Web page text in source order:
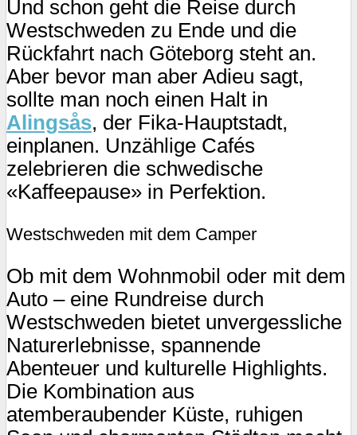
Und schon geht die Reise durch
Westschweden zu Ende und die
Rückfahrt nach Göteborg steht an.
Aber bevor man aber Adieu sagt,
sollte man noch einen Halt in
Alingsås, der Fika-Hauptstadt,
einplanen. Unzählige Cafés
zelebrieren die schwedische
«Kaffeepause» in Perfektion.
Westschweden mit dem Camper
Ob mit dem Wohnmobil oder mit dem
Auto – eine Rundreise durch
Westschweden bietet unvergessliche
Naturerlebnisse, spannende
Abenteuer und kulturelle Highlights.
Die Kombination aus
atemberaubender Küste, ruhigen